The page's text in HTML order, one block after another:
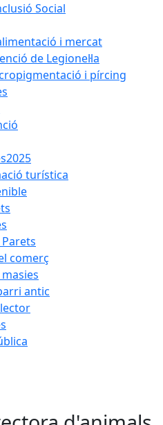
Social
i mercat
de Legionel·la
i pírcing
turística
comerç
antic